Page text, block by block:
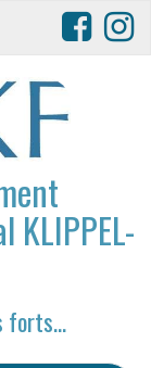
KLIPPEL-
forts…